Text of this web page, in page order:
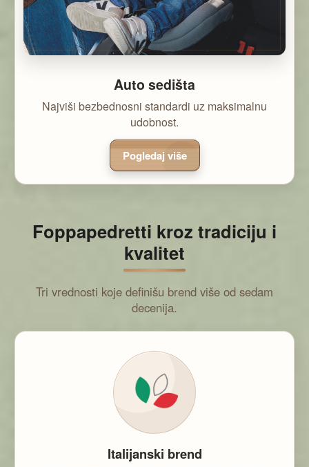
Auto sedišta
Najviši bezbednosni standardi uz maksimalnu
udobnost.
Pogledaj više
Foppapedretti kroz tradiciju i
kvalitet
Tri vrednosti koje definišu brend više od sedam
decenija.
Italijanski brend